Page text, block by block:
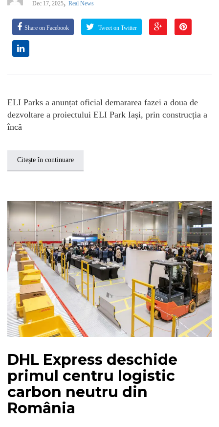
Dec 17, 2025, Real News
Share on Facebook Tweet on Twitter
ELI Parks a anunțat oficial demararea fazei a doua de
dezvoltare a proiectului ELI Park Iași, prin construcția a
încă
Citește în continuare
DHL Express deschide
primul centru logistic
carbon neutru din
România